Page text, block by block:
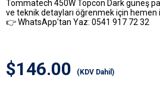
Tommatech 450W Topcon Dark güneş
ve teknik detayları öğrenmek için hemen
👉 WhatsApp'tan Yaz: 0541 917 72 32
$146.00 (KDV Dahil)